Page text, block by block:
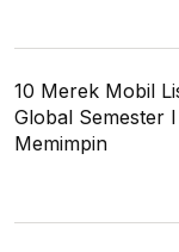
10 Merek Mobil
Global Semester
Memimpin